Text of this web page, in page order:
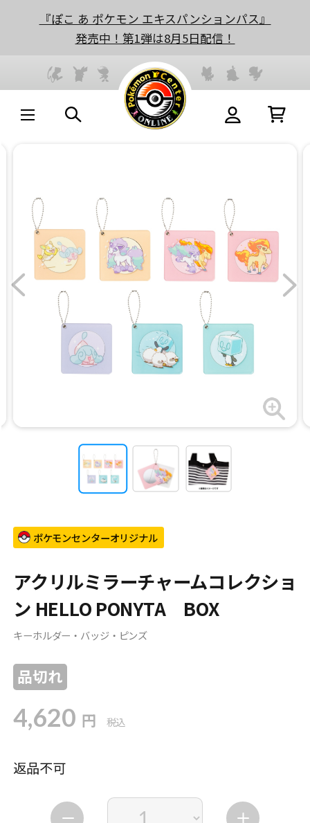
『ぽこ あ ポケモン エキスパンションパス』
発売中！第1弾は8月5日配信！
ポケモンセンターオリジナル
アクリルミラーチャームコレクショ
ン HELLO PONYTA BOX
キーホルダー・バッジ・ピンズ
品切れ
4,620 円 税込
返品不可